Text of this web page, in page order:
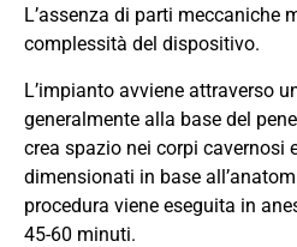
L’assenza di parti meccaniche
complessità del dispositivo.
L’impianto avviene attraverso
generalmente alla base del
crea spazio nei corpi cavernosi
dimensionati in base
procedura viene eseguita in
45-60 minuti.